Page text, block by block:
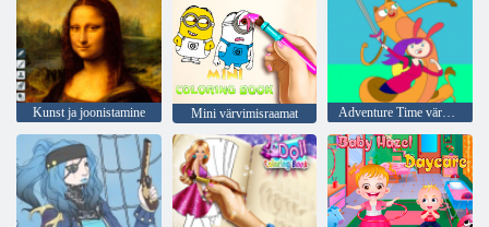
Kunst ja joonistamine Mini värvimisraamat Adventure Time värvimisraamat